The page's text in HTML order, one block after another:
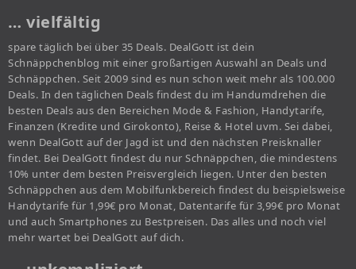
… vielfältig
spare täglich bei über 35 Deals. DealGott ist dein
Schnäppchenblog mit einer großartigen Auswahl an Deals und
Schnäppchen. Seit 2009 sind es nun schon weit mehr als 100.000
Deals. In den täglichen Deals findest du im Handumdrehen die
besten Deals aus den Bereichen Mode & Fashion, Handytarife,
Finanzen (Kredite und Girokonto), Reise & Hotel uvm. Sei dabei,
wenn DealGott auf der Jagd ist und den nächsten Preisknaller
findet. Bei DealGott findest du nur Schnäppchen, die mindestens
10% unter dem besten Preisvergleich liegen. Unter den besten
Schnäppchen aus dem Mobilfunkbereich findest du beispielsweise
Handytarife für 1,99€ pro Monat, Datentarife für 3,99€ pro Monat
und auch Smartphones zu Bestpreisen. Das alles und noch viel
mehr wartet bei DealGott auf dich.